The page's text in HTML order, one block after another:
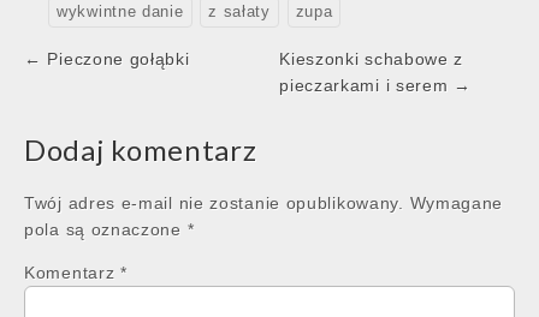
wykwintne danie z sałaty zupa
Post
← Pieczone gołąbki
Kieszonki schabowe z
pieczarkami i serem →
Dodaj komentarz
Twój adres e-mail nie zostanie opublikowany.
Wymagane
pola są oznaczone *
Komentarz *